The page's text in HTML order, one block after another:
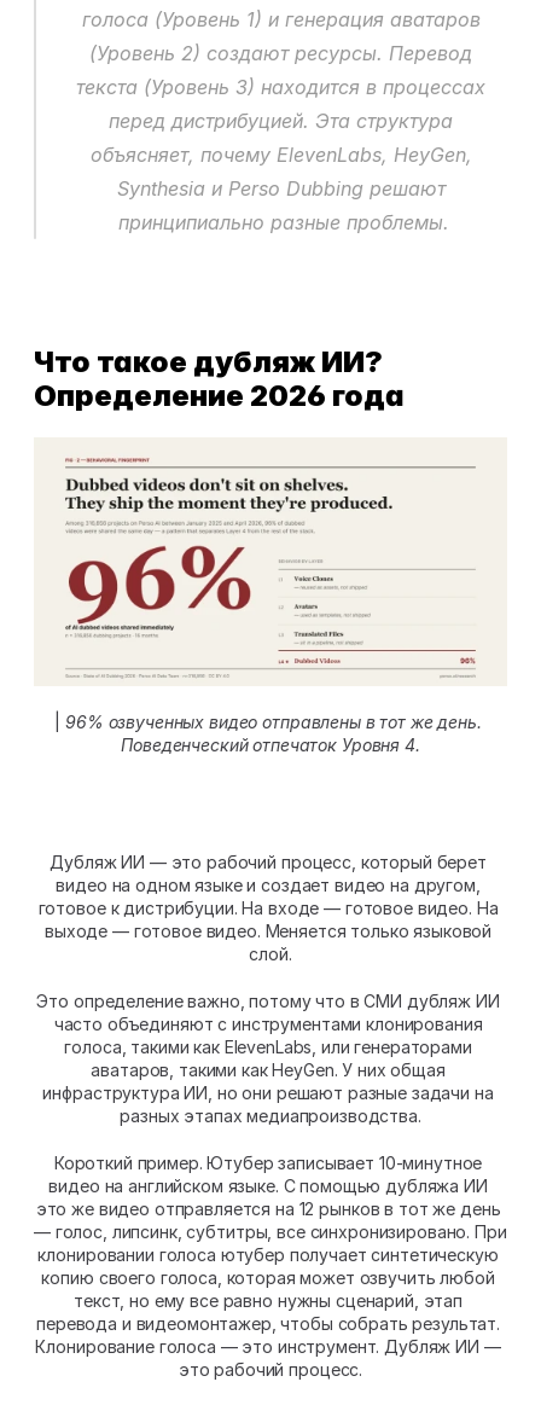
голоса (Уровень 1) и генерация аватаров
(Уровень 2) создают ресурсы. Перевод
текста (Уровень 3) находится в процессах
перед дистрибуцией. Эта структура
объясняет, почему ElevenLabs, HeyGen,
Synthesia и Perso Dubbing решают
принципиально разные проблемы.
Что такое дубляж ИИ?
Определение 2026 года
96% озвученных видео отправлены в тот же день.
Поведенческий отпечаток Уровня 4.
Дубляж ИИ — это рабочий процесс, который берет
видео на одном языке и создает видео на другом,
готовое к дистрибуции. На входе — готовое видео. На
выходе — готовое видео. Меняется только языковой
слой.
Это определение важно, потому что в СМИ дубляж ИИ
часто объединяют с инструментами клонирования
голоса, такими как ElevenLabs, или генераторами
аватаров, такими как HeyGen. У них общая
инфраструктура ИИ, но они решают разные задачи на
разных этапах медиапроизводства.
Короткий пример. Ютубер записывает 10-минутное
видео на английском языке. С помощью дубляжа ИИ
это же видео отправляется на 12 рынков в тот же день
— голос, липсинк, субтитры, все синхронизировано. При
клонировании голоса ютубер получает синтетическую
копию своего голоса, которая может озвучить любой
текст, но ему все равно нужны сценарий, этап
перевода и видеомонтажер, чтобы собрать результат.
Клонирование голоса — это инструмент. Дубляж ИИ —
это рабочий процесс.